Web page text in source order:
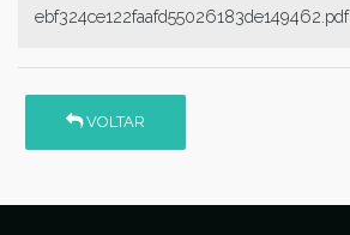
ebf324ce122faafd55026183de149462.pdf
VOLTAR